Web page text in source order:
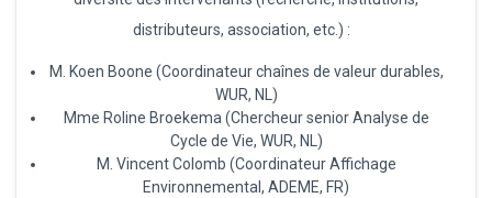
distributeurs, association, etc.) :
M. Koen Boone (Coordinateur chaînes de valeur durables,
WUR, NL)
Mme Roline Broekema (Chercheur senior Analyse de
Cycle de Vie, WUR, NL)
M. Vincent Colomb (Coordinateur Affichage
Environnemental, ADEME, FR)